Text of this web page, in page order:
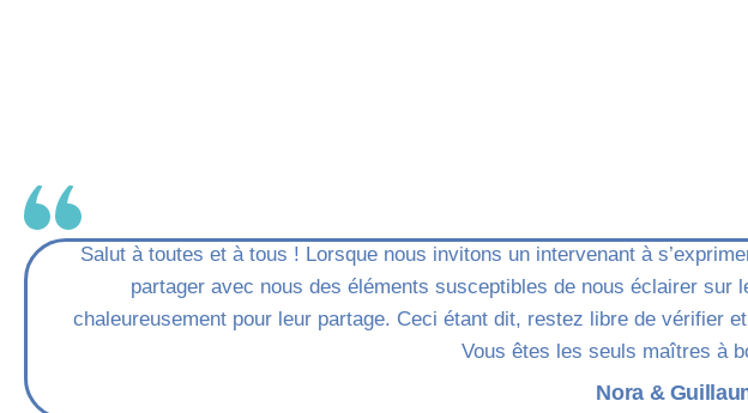
Salut à toutes et à tous ! Lorsque nous invitons un intervenant à
partager avec nous des éléments susceptibles de nous éclairer
chaleureusement pour leur partage. Ceci étant dit, restez libre de vérifier
Vous êtes les seuls maîtres à
Nora &